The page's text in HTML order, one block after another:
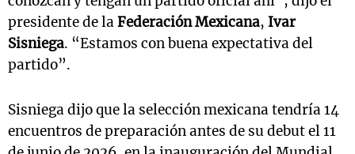
presidente de laFederación Mexicana, Ivar
Sisniega. “Estamos con buena expectativa del
partido”.
Sisniega dijo que la selección mexicana tendría 14
encuentros de preparación antes de su debut el 11